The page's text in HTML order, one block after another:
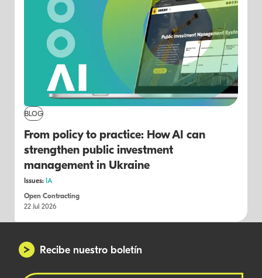
BLOG
From policy to practice: How AI can
strengthen public investment
management in Ukraine
Issues: IA
Open Contracting
22 Jul 2026
Recibe nuestro boletín